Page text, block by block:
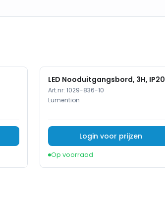
LED Nooduitgangsbord, 3H, IP20
Art.nr: 1029-836-10
Lumention
Login voor prijzen
Op voorraad